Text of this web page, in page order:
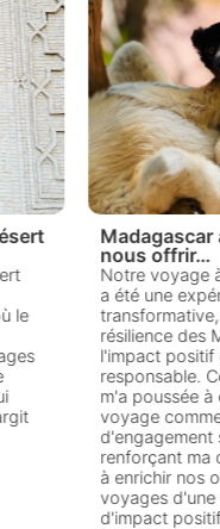
Madagascar a tant à
nous offrir…
Notre voyage à
a été une expérience
transformative, révélant la
résilience des Malgaches
l'impact positif du
responsable. Cette
m'a poussée à envisager
voyage comme un moyen
d'engagement social,
renforçant ma
à enrichir nos offres de
voyages d'une dimension
d'impact positif.